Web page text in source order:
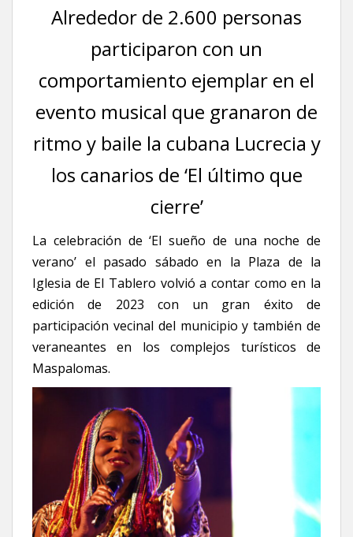
Alrededor de 2.600 personas
participaron con un
comportamiento ejemplar en el
evento musical que granaron de
ritmo y baile la cubana Lucrecia y
los canarios de ‘El último que
cierre’
La celebración de ‘El sueño de una noche de
verano’ el pasado sábado en la Plaza de la
Iglesia de El Tablero volvió a contar como en la
edición de 2023 con un gran éxito de
participación vecinal del municipio y también de
veraneantes en los complejos turísticos de
Maspalomas.